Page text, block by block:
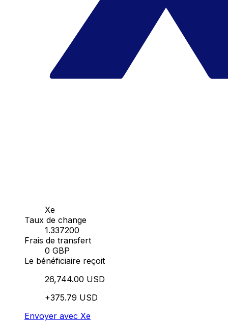
Xe
Taux de change
1.337200
Frais de transfert
0 GBP
Le bénéficiaire reçoit
26,744.00 USD
+375.79 USD
Envoyer avec Xe